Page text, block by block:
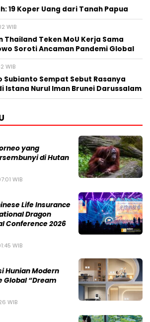
19 Koper Uang dari Tanah Papua
WIB
Thailand Teken MoU Kerja Sama
Soroti Ancaman Pandemi Global
WIB
Subianto Sempat Sebut Rasanya
Istana Nurul Iman Brunei Darussalam
yang
di Hutan
WIB
Life Insurance
Dragon
Conference 2026
WIB
Hunian Modern
“Dream
WIB